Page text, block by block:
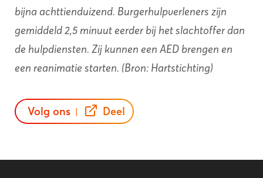
bijna achttienduizend. Burgerhulpverleners zijn
gemiddeld 2,5 minuut eerder bij het slachtoffer dan
de hulpdiensten. Zij kunnen een AED brengen en
een reanimatie starten. (Bron: Hartstichting)
Volg ons | Deel